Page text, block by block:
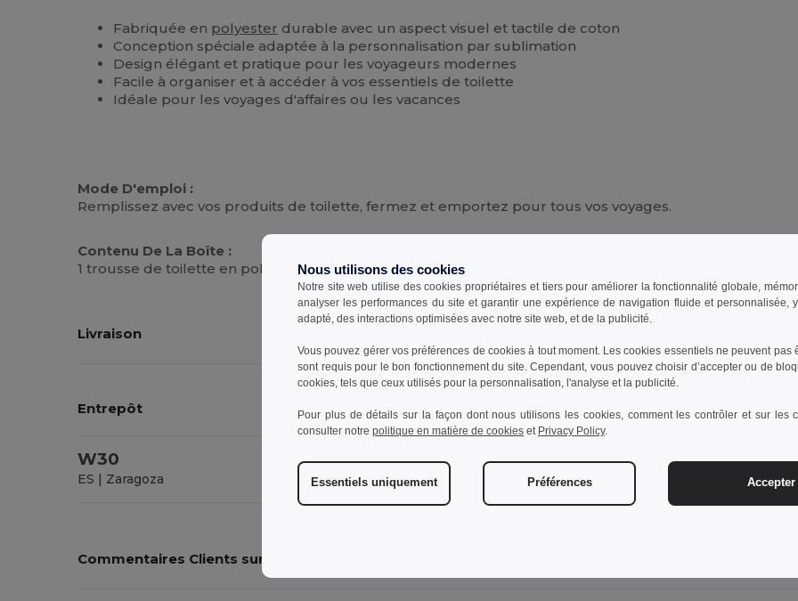
Fabriquée en polyester durable avec un aspect visuel et tactile de coton
Conception spéciale adaptée à la personnalisation par sublimation
Design élégant et pratique pour les voyageurs modernes
Facile à organiser et à accéder à vos essentiels de toilette
Idéale pour les voyages d'affaires ou les vacances
Mode D'emploi :
Remplissez avec vos produits de toilette, fermez et emportez pour tous vos voyages.
Contenu De La Boîte :
1 trousse de toilette en polyester, Guide d'entretien
Livraison
Entrepôt Transporteur* Délais
W30
ES | Zaragoza
UPS 5-6 jours ouvrés
Commentaires Clients sur le Produit
Nous utilisons des cookies
Notre site web utilise des cookies propriétaires et tiers pour améliorer la fonctionnalité globale,
analyser les performances du site et garantir une expérience de navigation fluide et personnalisée,
adapté, des interactions optimisées avec notre site web, et de la publicité.
Vous pouvez gérer vos préférences de cookies à tout moment. Les cookies essentiels ne peuvent pas
sont requis pour le bon fonctionnement du site. Cependant, vous pouvez choisir d’accepter ou de
cookies, tels que ceux utilisés pour la personnalisation, l'analyse et la publicité.
Pour plus de détails sur la façon dont nous utilisons les cookies, comment les contrôler et sur les
consulter notre politique en matière de cookies et Privacy Policy.
Essentiels uniquement Préférences